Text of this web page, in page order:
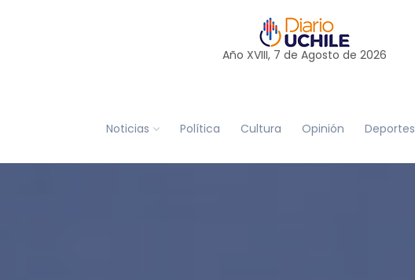
Año XVIII, 7 de Agosto de 2026
Noticias Política Cultura Opinión Deportes